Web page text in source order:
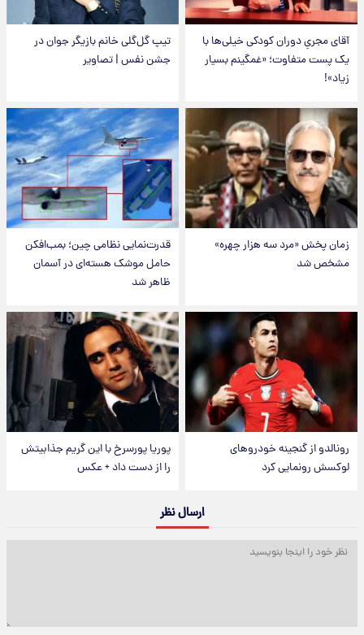
آقای مجریِ دوران کودکی خیلی‌ها با
یک پست متفاوت؛ «غمگینم بسیار
زیاد»!
تیپ گل‌گلی خانم بازیگر جوان در
جشن نفس | تصاویر
زمان پخش «مرد سه هزار چهره»
مشخص شد
قدرت‌نمایی نظامی چین؛ بمب‌افکن
حامل موشک هسته‌ای در آسمان
ظاهر شد
رونالدو از گنجینه خودروهای
لوکسش رونمایی کرد
پوریا پورسرخ با این گریم جذابیتش
را از دست داد + عکس
ارسال نظر